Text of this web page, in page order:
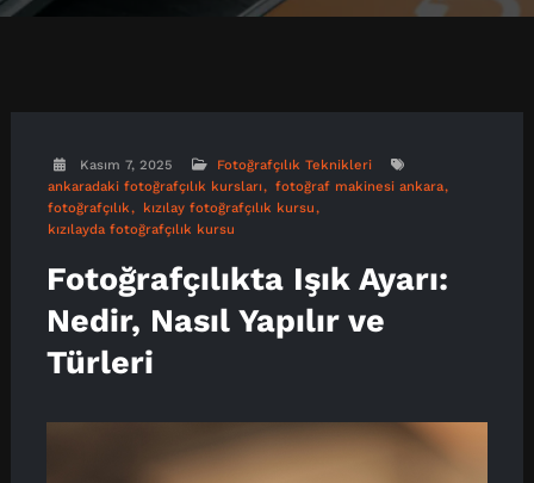
Kasım 7, 2025
Fotoğrafçılık Teknikleri
ankaradaki fotoğrafçılık kursları
fotoğraf makinesi ankara
fotoğrafçılık
kızılay fotoğrafçılık kursu
kızılayda fotoğrafçılık kursu
Fotoğrafçılıkta Işık Ayarı:
Nedir, Nasıl Yapılır ve
Türleri